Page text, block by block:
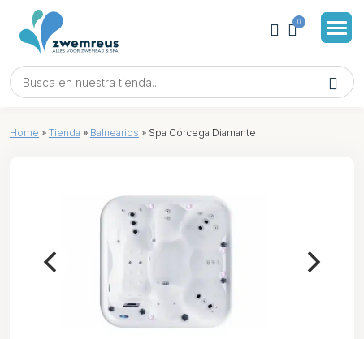
0
Home » Tienda » Balnearios » Spa Córcega Diamante